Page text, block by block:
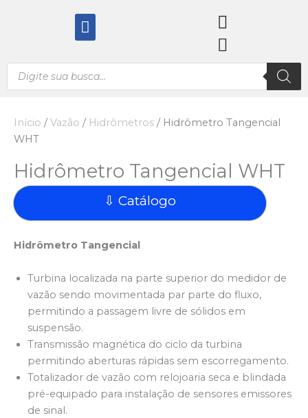
Menu
Pesquisar
produtos
Início /Vazão / Hidrômetros / Hidrômetro Tangencial
WHT
Hidrômetro Tangencial WHT
⇩ Catálogo
Hidrômetro Tangencial
Turbina localizada na parte superior do medidor de
vazão sendo movimentada par parte do fluxo,
permitindo a passagem livre de sólidos em
suspensão.
Transmissão magnética do ciclo da turbina
permitindo aberturas rápidas sem escorregamento.
Totalizador de vazão com relojoaria seca e blindada
pré-equipado para instalação de sensores emissores
de sinal.